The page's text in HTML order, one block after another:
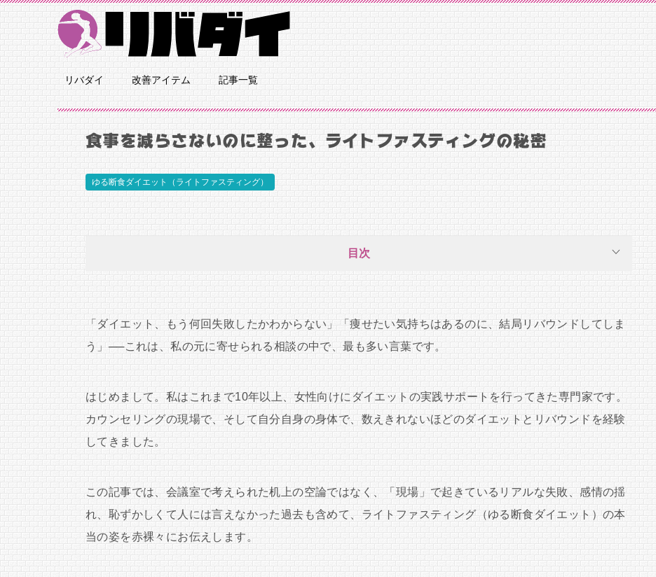
リバダイ 改善アイテム 記事一覧
食事を減らさないのに整った、ライトファスティングの秘密
ゆる断食ダイエット（ライトファスティング）
目次
「ダイエット、もう何回失敗したかわからない」「痩せたい気持ちはあるのに、結局リバウンドしてしま
う」──これは、私の元に寄せられる相談の中で、最も多い言葉です。
はじめまして。私はこれまで10年以上、女性向けにダイエットの実践サポートを行ってきた専門家です。
カウンセリングの現場で、そして自分自身の身体で、数えきれないほどのダイエットとリバウンドを経験
してきました。
この記事では、会議室で考えられた机上の空論ではなく、「現場」で起きているリアルな失敗、感情の揺
れ、恥ずかしくて人には言えなかった過去も含めて、ライトファスティング（ゆる断食ダイエット）の本
当の姿を赤裸々にお伝えします。